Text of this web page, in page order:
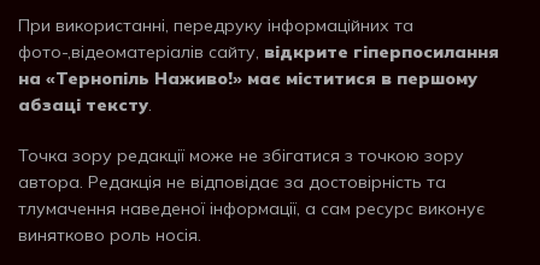
При використанні, передруку інформаційних та
фото-,відеоматеріалів сайту, відкрите гіперпосилання
на «Тернопіль Наживо!» має міститися в першому
абзаці тексту.
Точка зору редакції може не збігатися з точкою зору
автора. Редакція не відповідає за достовірність та
тлумачення наведеної інформації, а сам ресурс виконує
винятково роль носія.